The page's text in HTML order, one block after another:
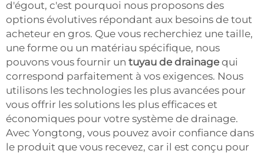
d'égout, c'est pourquoi nous proposons des
options évolutives répondant aux besoins de tout
acheteur en gros. Que vous recherchiez une taille,
une forme ou un matériau spécifique, nous
pouvons vous fournir un tuyau de drainagequi
correspond parfaitement à vos exigences. Nous
utilisons les technologies les plus avancées pour
vous offrir les solutions les plus efficaces et
économiques pour votre système de drainage.
Avec Yongtong, vous pouvez avoir confiance dans
le produit que vous recevez, car il est conçu pour